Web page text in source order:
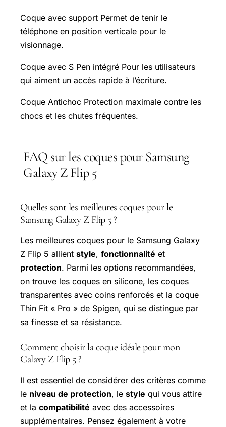
Coque avec support Permet de tenir le
téléphone en position verticale pour le
visionnage.
Coque avec S Pen intégré Pour les utilisateurs
qui aiment un accès rapide à l’écriture.
Coque Antichoc Protection maximale contre les
chocs et les chutes fréquentes.
FAQ sur les coques pour Samsung
Galaxy Z Flip 5
Quelles sont les meilleures coques pour le
Samsung Galaxy Z Flip 5 ?
Les meilleures coques pour le Samsung Galaxy
Z Flip 5 allient style, fonctionnalité et
protection. Parmi les options recommandées,
on trouve les coques en silicone, les coques
transparentes avec coins renforcés et la coque
Thin Fit « Pro » de Spigen, qui se distingue par
sa finesse et sa résistance.
Comment choisir la coque idéale pour mon
Galaxy Z Flip 5 ?
Il est essentiel de considérer des critères comme
le niveau de protection, le style qui vous attire
et la compatibilité avec des accessoires
supplémentaires. Pensez également à votre